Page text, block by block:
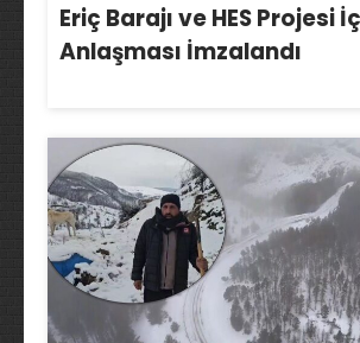
Eriç Barajı ve HES Projesi
Anlaşması İmzalandı